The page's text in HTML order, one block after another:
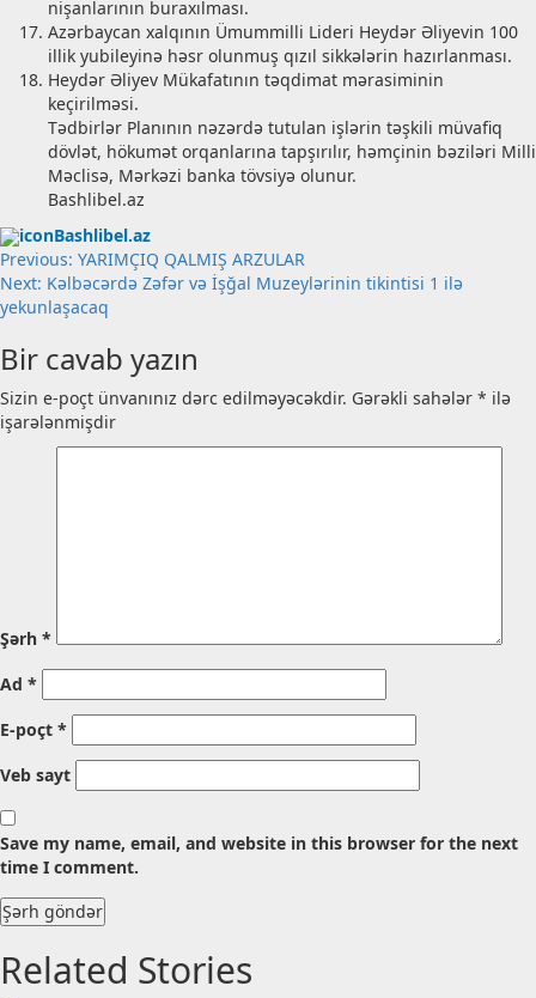
nişanlarının buraxılması.
Azərbaycan xalqının Ümummilli Lideri Heydər Əliyevin 100
illik yubileyinə həsr olunmuş qızıl sikkələrin hazırlanması.
Heydər Əliyev Mükafatının təqdimat mərasiminin
keçirilməsi.
Tədbirlər Planının nəzərdə tutulan işlərin təşkili müvafiq
dövlət, hökumət orqanlarına tapşırılır, həmçinin bəziləri Milli
Məclisə, Mərkəzi banka tövsiyə olunur.
Bashlibel.az
Bashlibel.az
Post
navigation
Previous: YARIMÇIQ QALMIŞ ARZULAR
Next: Kəlbəcərdə Zəfər və İşğal Muzeylərinin tikintisi 1 ilə
yekunlaşacaq
Bir cavab yazın
Sizin e-poçt ünvanınız dərc edilməyəcəkdir. Gərəkli sahələr * ilə
işarələnmişdir
Şərh *
Ad *
E-poçt *
Veb sayt
Save my name, email, and website in this browser for the next
time I comment.
Related Stories